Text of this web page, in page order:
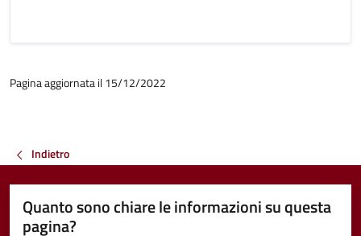
Pagina aggiornata il 15/12/2022
Indietro
Quanto sono chiare le informazioni su questa
pagina?